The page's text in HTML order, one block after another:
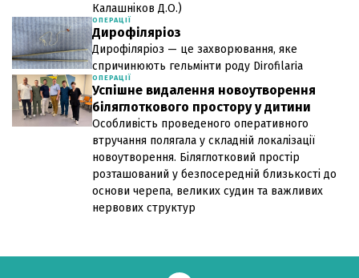
Калашніков Д.О.)
ОПЕРАЦІЇ
Дирофіляріоз
Дирофіляріоз — це захворювання, яке
спричинюють гельмінти роду Dirofilaria
ОПЕРАЦІЇ
Успішне видалення новоутворення
біляглоткового простору у дитини
Особливість проведеного оперативного
втручання полягала у складній локалізації
новоутворення. Біляглотковий простір
розташований у безпосередній близькості до
основи черепа, великих судин та важливих
нервових структур